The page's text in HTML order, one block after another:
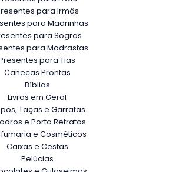
para Irmãs
para Madrinhas
para Sogras
para Madrastas
para Tias
Canecas Prontas
Bíblias
Livros em Geral
Taças e Garrafas
e Porta Retratos
e Cosméticos
Caixas e Cestas
Pelúcias